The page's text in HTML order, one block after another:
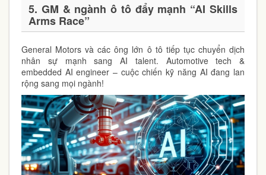
5. GM & ngành ô tô đẩy mạnh “AI Skills
Arms Race”
General Motors và các ông lớn ô tô tiếp tục chuyển dịch
nhân sự mạnh sang AI talent. Automotive tech &
embedded AI engineer – cuộc chiến kỹ năng AI đang lan
rộng sang mọi ngành!